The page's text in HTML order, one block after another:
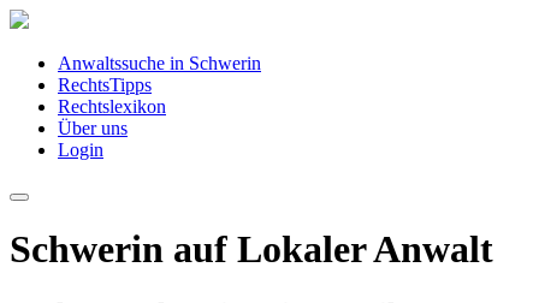
Anwaltssuche in Schwerin
RechtsTipps
Rechtslexikon
Über uns
Login
Schwerin auf Lokaler Anwalt